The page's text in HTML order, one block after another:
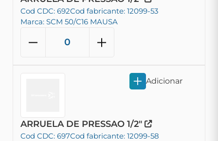
Cod CDC: 692Cod fabricante: 12099-53
Marca: SCM 50/C16 MAUSA
ARRUELA DE PRESSAO 1/2"
Cod CDC: 697Cod fabricante: 12099-58
Adicionar